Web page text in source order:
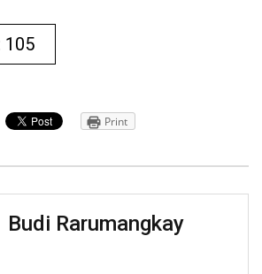
105
Print
Budi Rarumangkay